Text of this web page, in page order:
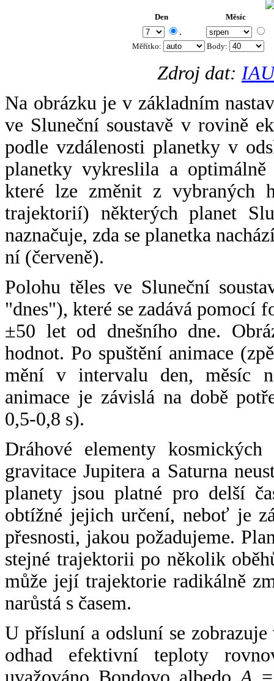
Den Měsíc
.
Měřítko: Body:
Zdroj dat:
Na obrázku je v základním
ve Sluneční soustavě v rovině
podle vzdálenosti planetky v
planetky vykreslila a
které lze změnit z vybraných
trajektorií) některých planet
naznačuje, zda se planetka
ní (červeně).
Polohu těles ve Sluneční
"dnes"), které se zadává pomocí
±50 let od dnešního dne.
hodnot. Po spuštění animace
mění v intervalu den, měsíc
animace je závislá na době
0,5-0,8 s).
Dráhové elementy
gravitace Jupitera a Saturna
planety jsou platné pro delší
obtížné jejich určení, neboť je
přesnosti, jakou požadujeme.
stejné trajektorii po několik
může její trajektorie radikálně
narůstá s časem.
U přísluní a odsluní se
odhad efektivní teploty